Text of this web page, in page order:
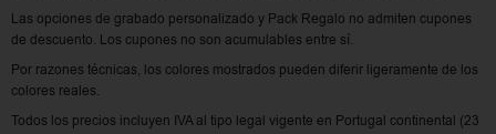
Las opciones de grabado personalizado y Pack Regalo no admiten cupones
de descuento. Los cupones no son acumulables entre sí.
Por razones técnicas, los colores mostrados pueden diferir ligeramente de los
colores reales.
Todos los precios incluyen IVA al tipo legal vigente en Portugal continental (23